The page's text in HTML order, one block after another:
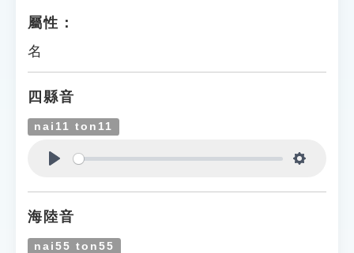
遊戲專區
教學應用
貓頭鷹博士
屬性：
名
四縣音
nai11 ton11
海陸音
nai55 ton55